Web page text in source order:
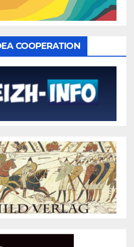
COOPERATION